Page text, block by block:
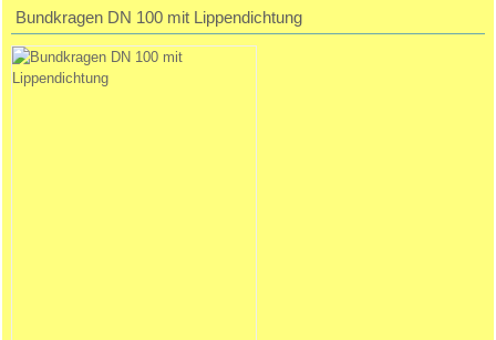
Bundkragen DN 100 mit Lippendichtung